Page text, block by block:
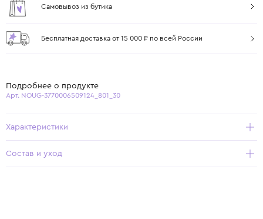
Самовывоз из бутика
Бесплатная доставка от 15 000 ₽ по всей России
Подробнее о продукте
Арт. NOUG-3770006509124_801_30
Характеристики
Состав и уход